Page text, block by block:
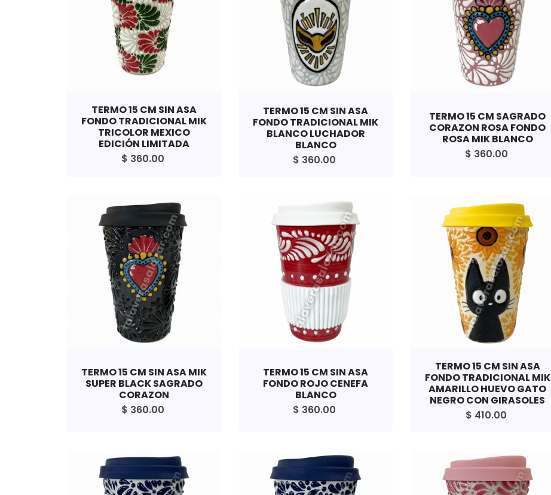
TERMO 15 CM SIN ASA
FONDO TRADICIONAL MIK
TRICOLOR MEXICO
EDICIÓN LIMITADA
$ 360.00
TERMO 15 CM SIN ASA
FONDO TRADICIONAL MIK
BLANCO LUCHADOR
BLANCO
$ 360.00
TERMO 15 CM SAGRADO
CORAZON ROSA FONDO
ROSA MIK BLANCO
$ 360.00
TERMO 15 CM SIN ASA MIK
SUPER BLACK SAGRADO
CORAZON
$ 360.00
TERMO 15 CM SIN ASA
FONDO ROJO CENEFA
BLANCO
$ 360.00
TERMO 15 CM SIN ASA
FONDO TRADICIONAL MIK
AMARILLO HUEVO GATO
NEGRO CON GIRASOLES
$ 410.00